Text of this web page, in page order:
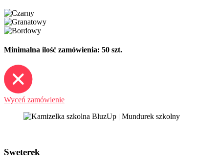
Minimalna ilość zamówienia: 50 szt.
Wyceń zamówienie
Sweterek